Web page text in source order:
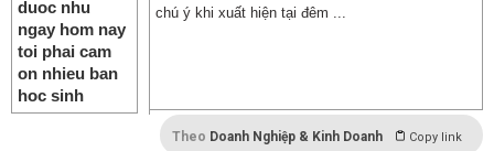
chú ý khi xuất hiện tại đêm ...
Theo Doanh Nghiệp & Kinh Doanh Copy link